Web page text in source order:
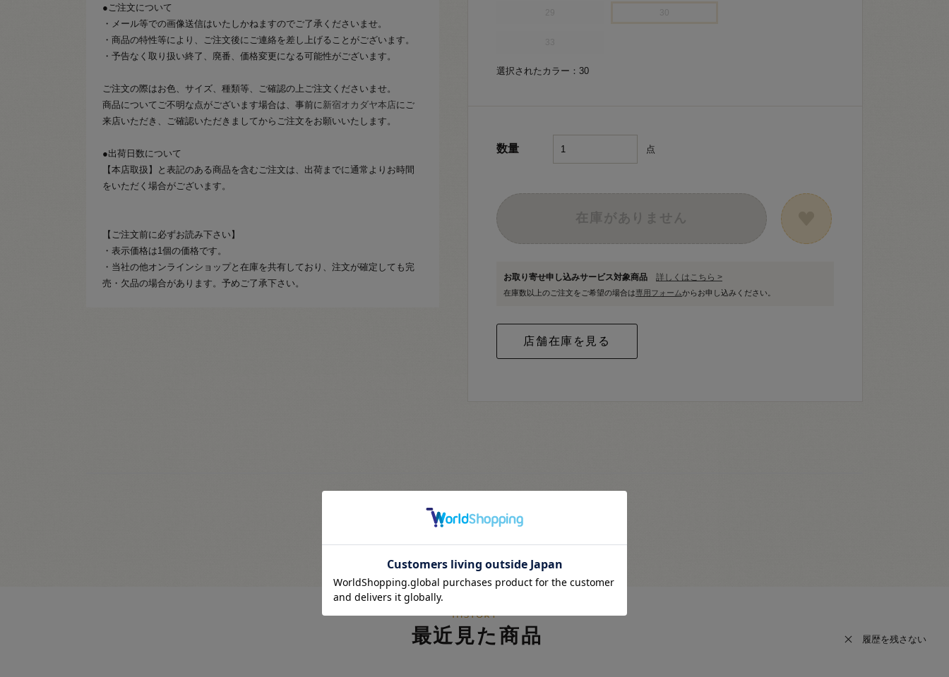
●ご注文について
・メール等での画像送信はいたしかねますのでご了承くださいませ。
・商品の特性等により、ご注文後にご連絡を差し上げることがございます。
・予告なく取り扱い終了、廃番、価格変更になる可能性がございます。
ご注文の際はお色、サイズ、種類等、ご確認の上ご注文くださいませ。
商品についてご不明な点がございます場合は、事前に 新宿オカダヤ本店にご
来店いただき、ご確認いただきましてからご注文をお願いいたします。
●出荷日数について
【本店取扱】と表記のある商品を含むご注文は、出荷までに通常よりお時間
をいただく場合がございます。
【ご注文前に必ずお読み下さい】
・表示価格は1個の価格です。
・当社の他オンラインショップと在庫を共有しており、注文が確定しても完
売・欠品の場合があります。予めご了承下さい。
選択されたカラー：30
数量 点
お取り寄せ申し込みサービス対象商品 詳しくはこちら >
在庫数以上のご注文をご希望の場合は専用フォームからお申し込みください。
最近見た商品 履歴を残さない